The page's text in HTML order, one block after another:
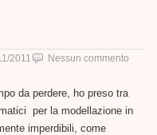
2011 Nessun commento
da perdere, ho preso tra
per la modellazione in
imperdibili, come